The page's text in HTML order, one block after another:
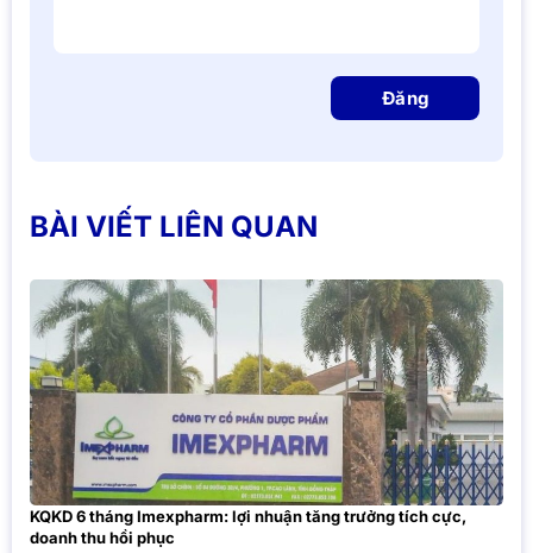
Đăng
BÀI VIẾT LIÊN QUAN
KQKD 6 tháng Imexpharm: lợi nhuận tăng trưởng tích cực,
doanh thu hồi phục